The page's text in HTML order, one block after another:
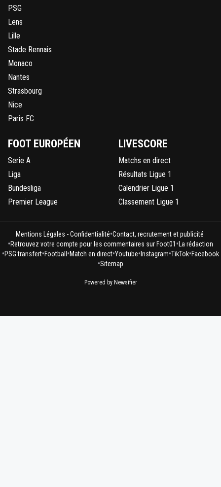
PSG
Lens
Lille
Stade Rennais
Monaco
Nantes
Strasbourg
Nice
Paris FC
FOOT EUROPÉEN
Serie A
Liga
Bundesliga
Premier League
LIVESCORE
Matchs en direct
Résultats Ligue 1
Calendrier Ligue 1
Classement Ligue 1
Mentions Légales - Confidentialité•Contact, recrutement et publicité
•Retrouvez votre compte pour les commentaires sur Foot01 • La rédaction
•PSG transfert•Football •Match en direct•Youtube• Instagram•TikTok•Facebook
•Sitemap
Powered by Newsifier